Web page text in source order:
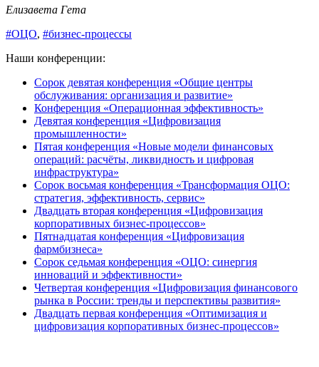
Елизавета Гета
#ОЦО, #бизнес-процессы
Наши конференции:
Сорок девятая конференция «Общие центры
обслуживания: организация и развитие»
Конференция «Операционная эффективность»
Девятая конференция «Цифровизация
промышленности»
Пятая конференция «Новые модели финансовых
операций: расчёты, ликвидность и цифровая
инфраструктура»
Сорок восьмая конференция «Трансформация ОЦО:
стратегия, эффективность, сервис»
Двадцать вторая конференция «Цифровизация
корпоративных бизнес-процессов»
Пятнадцатая конференция «Цифровизация
фармбизнеса»
Сорок седьмая конференция «ОЦО: синергия
инноваций и эффективности»
Четвертая конференция «Цифровизация финансового
рынка в России: тренды и перспективы развития»
Двадцать первая конференция «Оптимизация и
цифровизация корпоративных бизнес-процессов»